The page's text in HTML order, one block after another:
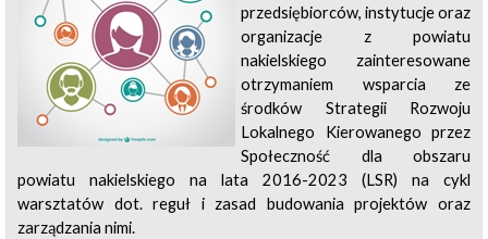
przedsiębiorców, instytucje oraz
organizacje z powiatu
nakielskiego zainteresowane
otrzymaniem wsparcia ze
środków Strategii Rozwoju
Lokalnego Kierowanego przez
Społeczność dla obszaru
powiatu nakielskiego na lata 2016-2023 (LSR) na cykl
warsztatów dot. reguł i zasad budowania projektów oraz
zarządzania nimi.